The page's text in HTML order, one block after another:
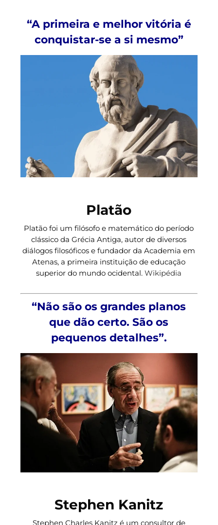
“A primeira e melhor vitória é
conquistar-se a si mesmo”
Platão
Platão foi um filósofo e matemático do período
clássico da Grécia Antiga, autor de diversos
diálogos filosóficos e fundador da Academia em
Atenas, a primeira instituição de educação
superior do mundo ocidental.Wikipédia
“Não são os grandes planos
que dão certo. São os
pequenos detalhes”.
Stephen Kanitz
Stephen Charles Kanitz é um consultor de